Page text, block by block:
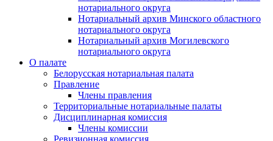
нотариального округа
Нотариальный архив Минского областного
нотариального округа
Нотариальный архив Могилевского
нотариального округа
О палате
Белорусская нотариальная палата
Правление
Члены правления
Территориальные нотариальные палаты
Дисциплинарная комиссия
Члены комиссии